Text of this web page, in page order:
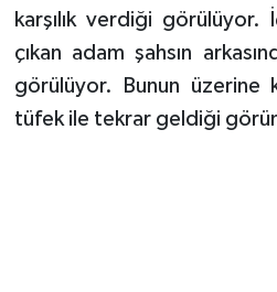
karşılık verdiği görülüyor.
çıkan adam şahsın
görülüyor. Bunun üzerine
tüfek ile tekrar geldiği